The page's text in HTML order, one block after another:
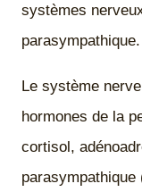
systèmes
parasympathique.
Le système
hormones de la
cortisol,